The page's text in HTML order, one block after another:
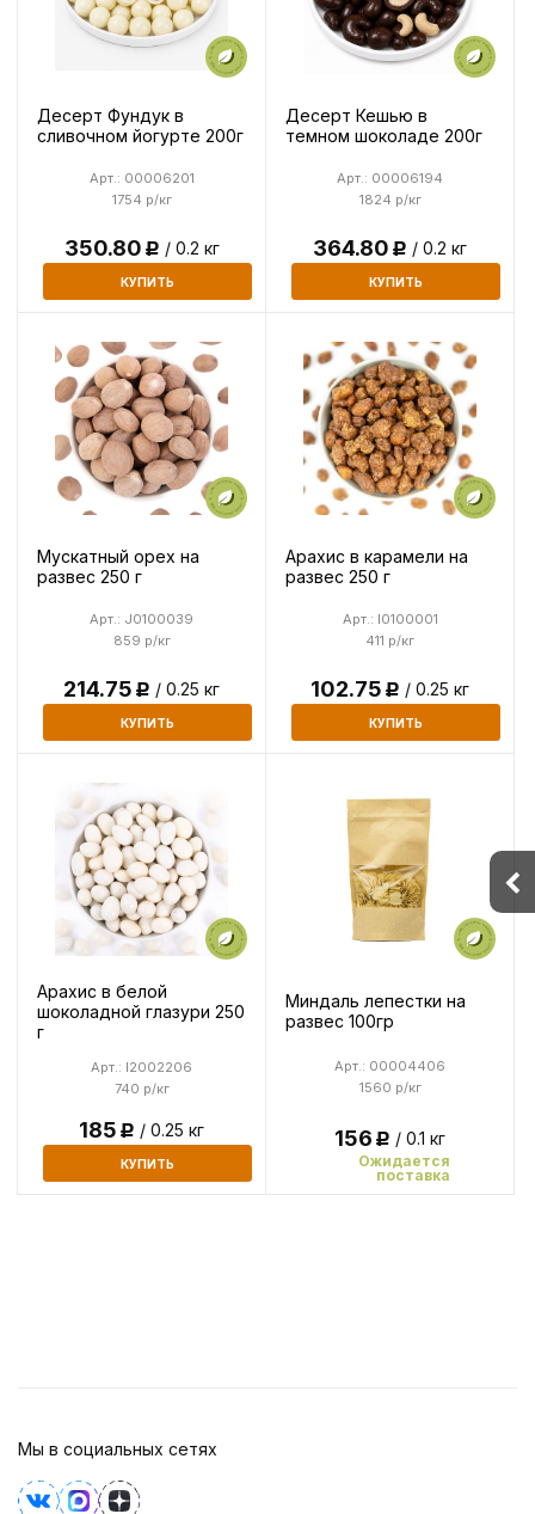
Десерт Фундук в
сливочном йогурте 200г
1754 р/кг
Арт.: 00006201
350.80Р / 0.2 кг
КУПИТЬ
Десерт Кешью в
темном шоколаде 200г
1824 р/кг
Арт.: 00006194
364.80Р / 0.2 кг
КУПИТЬ
Мускатный орех на
развес 250 г
859 р/кг
Арт.: J0100039
214.75Р / 0.25 кг
КУПИТЬ
Арахис в карамели на
развес 250 г
411 р/кг
Арт.: I0100001
102.75Р / 0.25 кг
КУПИТЬ
Арахис в белой
шоколадной глазури 250
г
740 р/кг
Арт.: I2002206
185Р / 0.25 кг
КУПИТЬ
Миндаль лепестки на
развес 100гр
1560 р/кг
Арт.: 00004406
156Р / 0.1 кг
Ожидается
поставка
Мы в социальных сетях